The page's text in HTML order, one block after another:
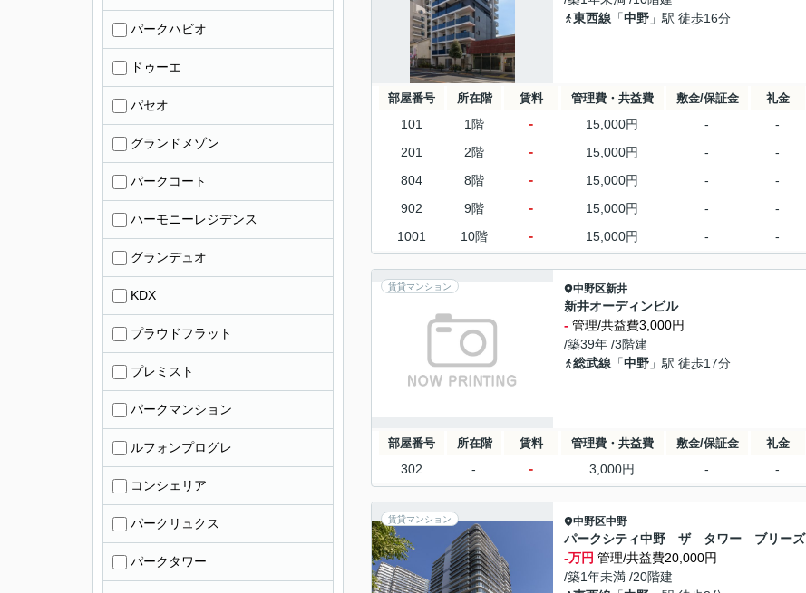
東西線 「中野 」駅 徒歩16分
部屋番号 所在階 賃料 管理費・共益費 敷金/保証金 礼金
101 1階 - 15,000円 - -
201 2階 - 15,000円 - -
804 8階 - 15,000円 - -
902 9階 - 15,000円 - -
1001 10階 - 15,000円 - -
賃貸マンション 中野区新井
新井オーディンビル
- 管理/共益費3,000円
/築39年 /3階建
総武線 「中野 」駅 徒歩17分
部屋番号 所在階 賃料 管理費・共益費 敷金/保証金 礼金
302 - - 3,000円 - -
賃貸マンション 中野区中野
パークシティ中野 ザ タワー ブリーズ
-万円 管理/共益費20,000円
/築1年未満 /20階建
パークハビオ
ドゥーエ
パセオ
グランドメゾン
パークコート
ハーモニーレジデンス
グランデュオ
KDX
プラウドフラット
プレミスト
パークマンション
ルフォンプログレ
コンシェリア
パークリュクス
パークタワー